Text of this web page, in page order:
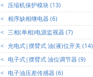
< 压缩机保护模块 (13)
< 相序缺相继电器 (6)
< 三相(单相)电源监视器 (7)
< 光电式|摆臂式 油(液)位开关 (14)
< 电子式|摆臂式 油位调节器 (9)
< 电子油压差传感器 (6)